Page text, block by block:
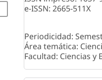
e-ISSN: 2665-511X
Periodicidad:
Área temática:
Facultad: Ciencias y